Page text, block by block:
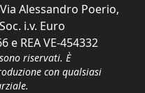
Alessandro Poerio,
i.v. Euro
e REA VE-454332
riservati. È
con qualsiasi